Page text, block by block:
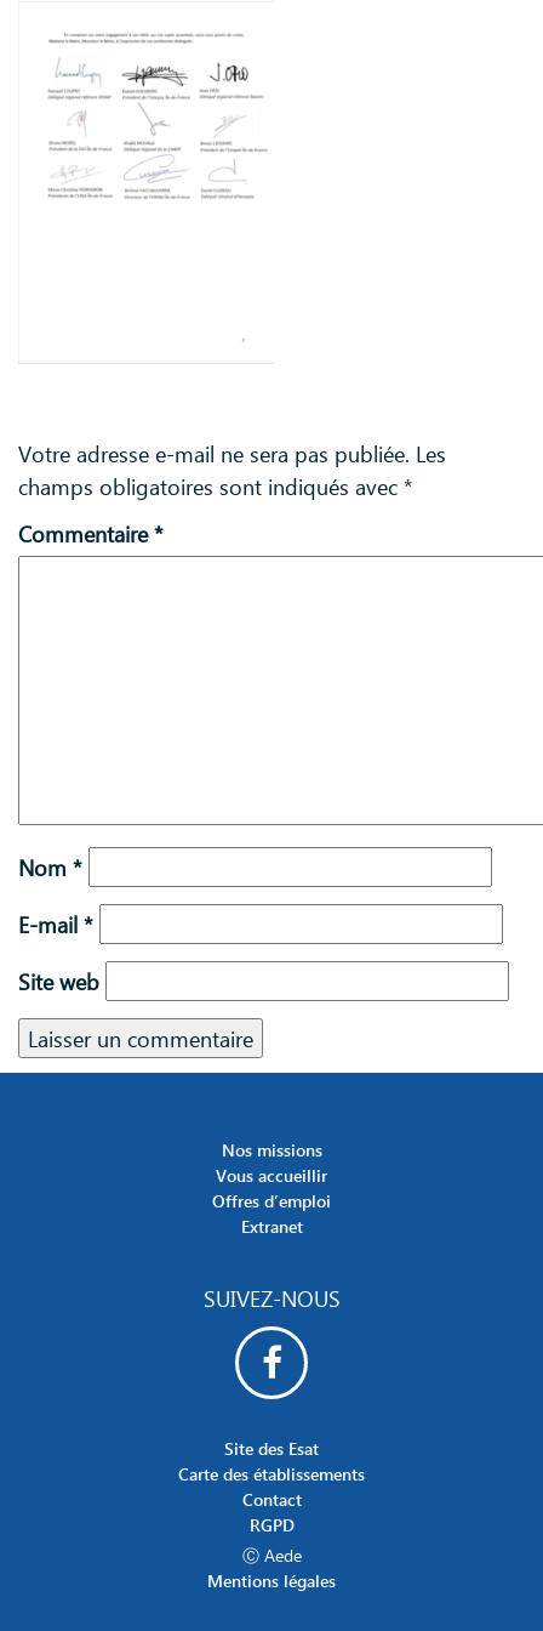
Votre adresse e-mail ne sera pas publiée. Les
champs obligatoires sont indiqués avec *
Commentaire*
Nom *
E-mail *
Site web
Nos missions
Vous accueillir
Offres d’emploi
Extranet
SUIVEZ-NOUS
Site des Esat
Carte des établissements
Contact
RGPD
Ⓒ Aede
Mentions légales